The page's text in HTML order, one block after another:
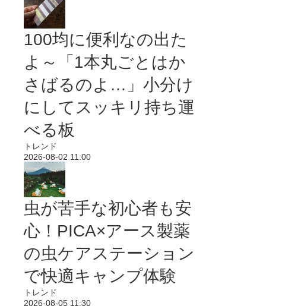
100均に便利なの出た
よ～「1本丸ごとはか
さばるのよ…」小分け
にしてスッキリ持ち運
べる板
トレンド
2026-08-02 11:00
虫が苦手な初心者も安
心！PICA×アース製薬
の虫ケアステーション
で快適キャンプ体験
トレンド
2026-08-05 11:30